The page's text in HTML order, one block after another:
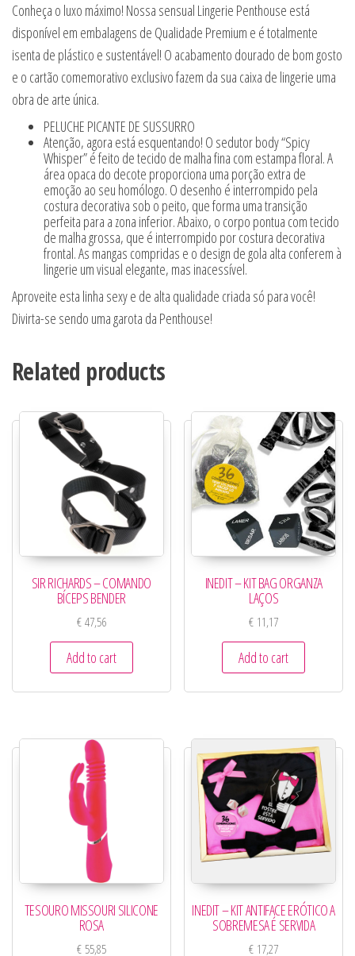
Conheça o luxo máximo! Nossa sensual Lingerie Penthouse está
disponível em embalagens de Qualidade Premium e é totalmente
isenta de plástico e sustentável! O acabamento dourado de bom gosto
e o cartão comemorativo exclusivo fazem da sua caixa de lingerie uma
obra de arte única.
PELUCHE PICANTE DE SUSSURRO
Atenção, agora está esquentando! O sedutor body “Spicy
Whisper” é feito de tecido de malha fina com estampa floral. A
área opaca do decote proporciona uma porção extra de
emoção ao seu homólogo. O desenho é interrompido pela
costura decorativa sob o peito, que forma uma transição
perfeita para a zona inferior. Abaixo, o corpo pontua com tecido
de malha grossa, que é interrompido por costura decorativa
frontal. As mangas compridas e o design de gola alta conferem à
lingerie um visual elegante, mas inacessível.
Aproveite esta linha sexy e de alta qualidade criada só para você!
Divirta-se sendo uma garota da Penthouse!
Related products
SIR RICHARDS – COMANDO
BÍCEPS BENDER
€47,56
Add to cart
INEDIT – KIT BAG ORGANZA
LAÇOS
€ 11,17
Add to cart
TESOURO MISSOURI SILICONE
ROSA
€55,85
INEDIT – KIT ANTIFACE ERÓTICO A
SOBREMESA É SERVIDA
€ 17,27